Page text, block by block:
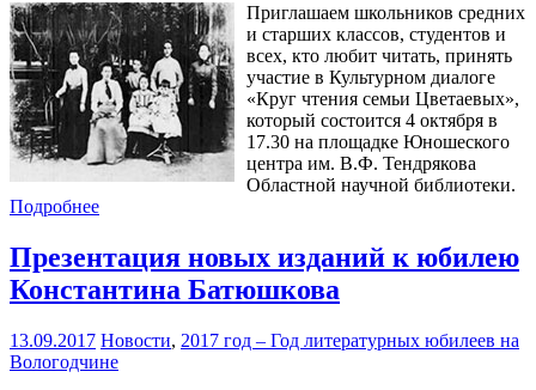
Приглашаем школьников средних
и старших классов, студентов и
всех, кто любит читать, принять
участие в Культурном диалоге
«Круг чтения семьи Цветаевых»,
который состоится 4 октября в
17.30 на площадке Юношеского
центра им. В.Ф. Тендрякова
Областной научной библиотеки.
Подробнее
Презентация новых изданий к юбилею
Константина Батюшкова
13.09.2017 Новости, 2017 год – Год литературных юбилеев на
Вологодчине